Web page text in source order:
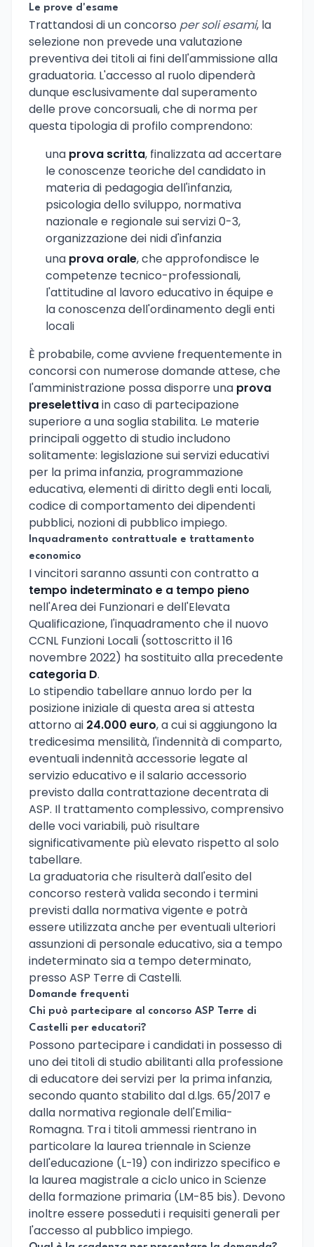
Le prove d'esame
Trattandosi di un concorso per soli esami, la
selezione non prevede una valutazione
preventiva dei titoli ai fini dell'ammissione alla
graduatoria. L'accesso al ruolo dipenderà
dunque esclusivamente dal superamento
delle prove concorsuali, che di norma per
questa tipologia di profilo comprendono:
una prova scritta, finalizzata ad accertare
le conoscenze teoriche del candidato in
materia di pedagogia dell'infanzia,
psicologia dello sviluppo, normativa
nazionale e regionale sui servizi 0-3,
organizzazione dei nidi d'infanzia
una prova orale, che approfondisce le
competenze tecnico-professionali,
l'attitudine al lavoro educativo in équipe e
la conoscenza dell'ordinamento degli enti
locali
È probabile, come avviene frequentemente in
concorsi con numerose domande attese, che
l'amministrazione possa disporre una prova
preselettivain caso di partecipazione
superiore a una soglia stabilita. Le materie
principali oggetto di studio includono
solitamente: legislazione sui servizi educativi
per la prima infanzia, programmazione
educativa, elementi di diritto degli enti locali,
codice di comportamento dei dipendenti
pubblici, nozioni di pubblico impiego.
Inquadramento contrattuale e trattamento
economico
I vincitori saranno assunti con contratto a
tempo indeterminato e a tempo pieno
nell'Area dei Funzionari e dell'Elevata
Qualificazione, l'inquadramento che il nuovo
CCNL Funzioni Locali (sottoscritto il 16
novembre 2022) ha sostituito alla precedente
categoria D.
Lo stipendio tabellare annuo lordo per la
posizione iniziale di questa area si attesta
attorno ai 24.000 euro, a cui si aggiungono la
tredicesima mensilità, l'indennità di comparto,
eventuali indennità accessorie legate al
servizio educativo e il salario accessorio
previsto dalla contrattazione decentrata di
ASP. Il trattamento complessivo, comprensivo
delle voci variabili, può risultare
significativamente più elevato rispetto al solo
tabellare.
La graduatoria che risulterà dall'esito del
concorso resterà valida secondo i termini
previsti dalla normativa vigente e potrà
essere utilizzata anche per eventuali ulteriori
assunzioni di personale educativo, sia a tempo
indeterminato sia a tempo determinato,
presso ASP Terre di Castelli.
Domande frequenti
Chi può partecipare al concorso ASP Terre di
Castelli per educatori?
Possono partecipare i candidati in possesso di
uno dei titoli di studio abilitanti alla professione
di educatore dei servizi per la prima infanzia,
secondo quanto stabilito dal d.lgs. 65/2017 e
dalla normativa regionale dell'Emilia-
Romagna. Tra i titoli ammessi rientrano in
particolare la laurea triennale in Scienze
dell'educazione (L-19) con indirizzo specifico e
la laurea magistrale a ciclo unico in Scienze
della formazione primaria (LM-85 bis). Devono
inoltre essere posseduti i requisiti generali per
l'accesso al pubblico impiego.